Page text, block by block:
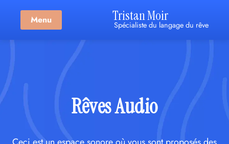
Menu Tristan Moir
Spécialiste du langage du rêve
Rêves Audio